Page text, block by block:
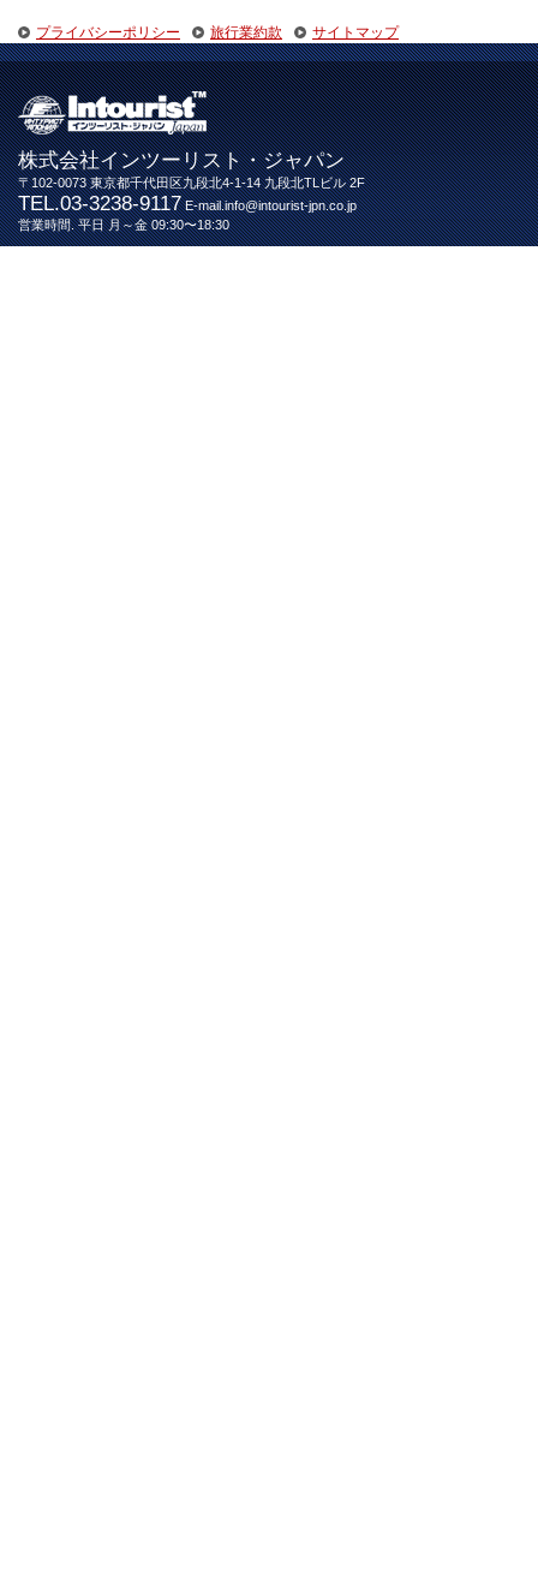
プライバシーポリシー 旅行業約款 サイトマップ
株式会社インツーリスト・ジャパン
〒102-0073 東京都千代田区九段北4-1-14 九段北TLビル 2F
TEL.03-3238-9117E-mail.info@intourist-jpn.co.jp
営業時間. 平日 月～金 09:30〜18:30